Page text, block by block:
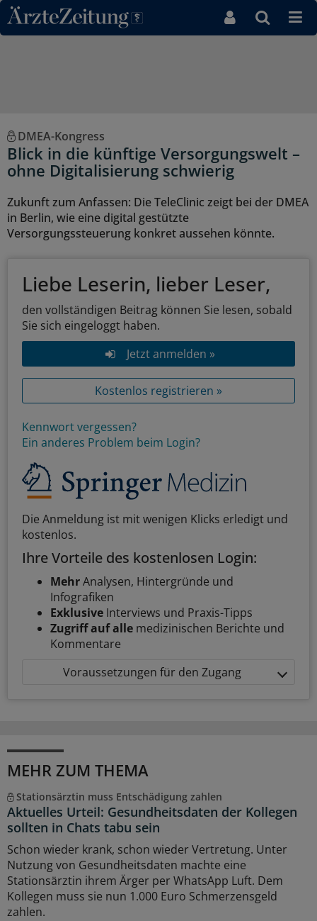
Direkt zum Inhaltsbereich
DMEA-Kongress
Blick in die künftige Versorgungswelt –
ohne Digitalisierung schwierig
Zukunft zum Anfassen: Die TeleClinic zeigt bei der DMEA
in Berlin, wie eine digital gestützte
Versorgungssteuerung konkret aussehen könnte.
Liebe Leserin, lieber Leser,
den vollständigen Beitrag können Sie lesen, sobald
Sie sich eingeloggt haben.
Jetzt anmelden »
Kostenlos registrieren »
Kennwort vergessen?
Ein anderes Problem beim Login?
Die Anmeldung ist mit wenigen Klicks erledigt und
kostenlos.
Ihre Vorteile des kostenlosen Login:
MehrAnalysen, Hintergründe und
Infografiken
Exklusive Interviews und Praxis-Tipps
Zugriff auf alle medizinischen Berichte und
Kommentare
Voraussetzungen für den Zugang
MEHR ZUM THEMA
Stationsärztin muss Entschädigung zahlen
Aktuelles Urteil: Gesundheitsdaten der Kollegen
sollten in Chats tabu sein
Schon wieder krank, schon wieder Vertretung. Unter
Nutzung von Gesundheitsdaten machte eine
Stationsärztin ihrem Ärger per WhatsApp Luft. Dem
Kollegen muss sie nun 1.000 Euro Schmerzensgeld
zahlen.